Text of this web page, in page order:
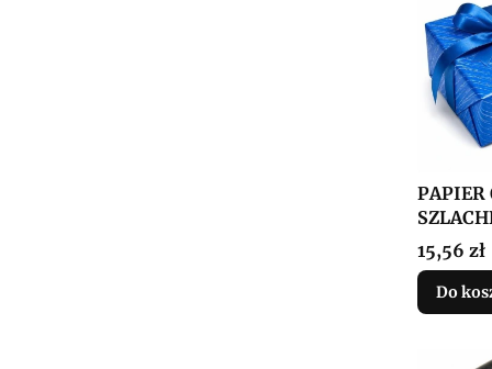
PAPIER
Cena
15,56 zł
Do